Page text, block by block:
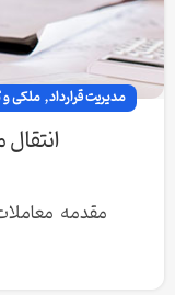
مدیریت قرارداد, ملکی و
مقدمه